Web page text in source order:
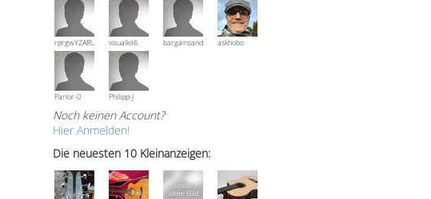
rprgwYZARUTZQyCWESpD
visualkit6 bargainsandmoreaskhobo
Parlor-0 Philipp-J
Noch keinen Account?
Hier Anmelden!
Die neuesten 10 Kleinanzeigen: